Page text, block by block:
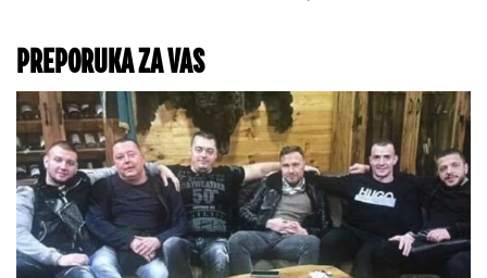
(VIDEO) POZNATI
POLITIČAR SE POTUKAO
S LJUDIMA NA PLAŽI!
Skandal neviđenih
razmera: Tražili mu da
smanji muziku, on pretio
da će PUCATI U ŽENU,
udarali se i STOLICAMA